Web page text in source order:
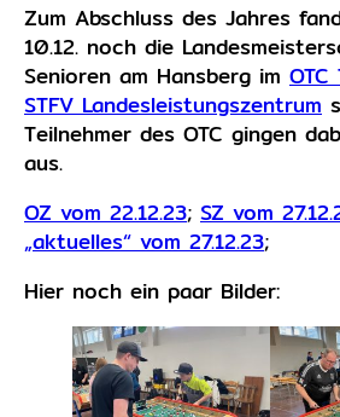
Zum Abschluss des Jahres
10.12. noch die
Senioren am Hansberg im
STFV Landesleistungszentrum
Teilnehmer des OTC gingen
aus.
OZ vom 22.12.23; SZ vom
„aktuelles“ vom 27.12.23;
Hier noch ein paar Bilder: